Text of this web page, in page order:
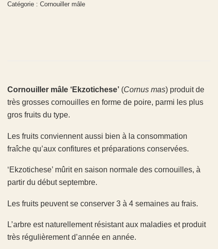
Catégorie : Cornouiller mâle
Cornouiller mâle ‘Ekzotichese’ (Cornus mas) produit de
très grosses cornouilles en forme de poire, parmi les plus
gros fruits du type.
Les fruits conviennent aussi bien à la consommation
fraîche qu’aux confitures et préparations conservées.
‘Ekzotichese’ mûrit en saison normale des cornouilles, à
partir du début septembre.
Les fruits peuvent se conserver 3 à 4 semaines au frais.
L’arbre est naturellement résistant aux maladies et produit
très régulièrement d’année en année.